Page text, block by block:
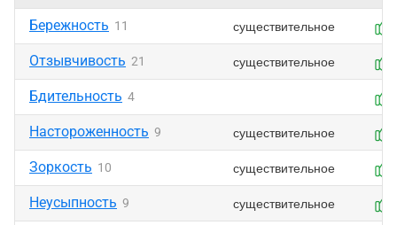
Бережность 11 существительное
Отзывчивость 21 существительное
Бдительность 4
Настороженность 9 существительное
Зоркость 10 существительное
Неусыпность 9 существительное